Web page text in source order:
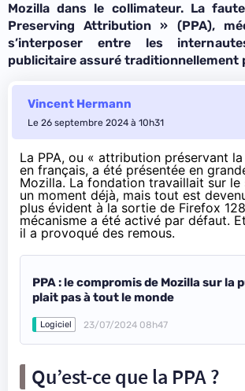
Mozilla dans le collimateur. La
Preserving Attribution » (PPA),
s’interposer entre les
publicitaire assuré traditionnellement
Vincent Hermann
Le 26 septembre 2024 à 10h31
La PPA, ou « attribution préservant
en français, a été présentée en
Mozilla. La fondation travaillait sur le
un moment déjà, mais tout est
plus évident à la sortie de Firefox
mécanisme a été activé par défaut.
il a provoqué des remous.
PPA : le compromis de Mozilla sur la
plait pas à tout le monde
Logiciel 23/07/2024 08h47
Qu’est-ce que la PPA ?